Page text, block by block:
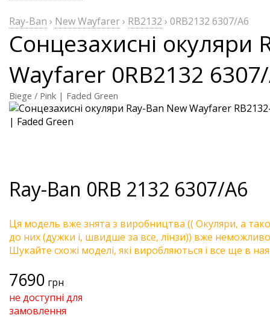
Ray-Ban › New Wayfarer› RB2132 › 0RB2132 6307/A6
Сонцезахисні окуляри
Wayfarer 0RB2132
Biege / Pink | Faded Green
Ray-Ban 0RB 2132 6307/A6
Ця модель вже знята з виробництва (( Окуляри, а
до них (дужки і, швидше за все, лінзи)) вже неможливо
Шукайте схожі моделі, які виробляються і все ще в
7690 грн
не доступні для
замовлення